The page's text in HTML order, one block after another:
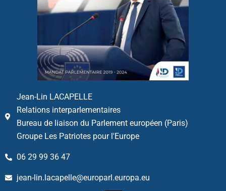
Jean-Lin LACAPELLE
Relations interparlementaires
Bureau de liaison du Parlement européen (Paris)
Groupe Les Patriotes pour l'Europe
06 29 99 36 47
jean-lin.lacapelle@europarl.europa.eu